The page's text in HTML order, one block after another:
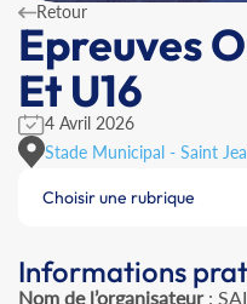
Retour
Epreuves
Et U16
4 Avril 2026
Stade Municipal - Saint
Choisir une rubrique
Informations
Nom de l’organisateur: